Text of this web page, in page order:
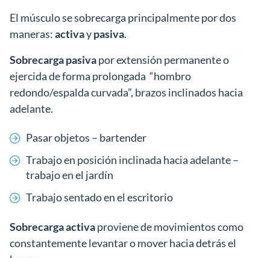
El músculo se sobrecarga principalmente por dos
maneras:activaypasiva.
Sobrecarga pasivapor extensión permanente o
ejercida de forma prolongada “hombro
redondo/espalda curvada”, brazos inclinados hacia
adelante.
Pasar objetos – bartender
Trabajo en posición inclinada hacia adelante –
trabajo en el jardín
Trabajo sentado en el escritorio
Sobrecarga activaproviene de movimientos como
constantemente levantar o mover hacia detrás el